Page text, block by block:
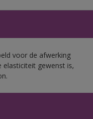
voor de afwerking
elasticiteit gewenst is,